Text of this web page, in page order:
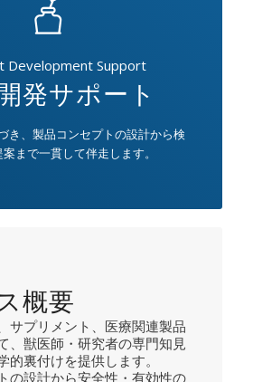
Development Support
発サポート
き、製品コンセプトの設計から検
まで一貫して伴走します。
概要
サプリメント、医療関連製品
、獣医師・研究者の専門知見
的裏付けを提供します。
の設計から安全性・有効性の